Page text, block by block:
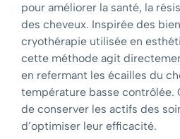
pour améliorer la santé, la
des cheveux. Inspirée des
cryothérapie utilisée en
cette méthode agit
en refermant les écailles du
température basse contrôlée.
de conserver les actifs des
d’optimiser leur efficacité.